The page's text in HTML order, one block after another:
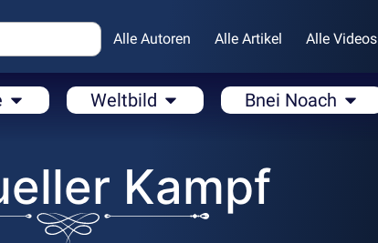
Alle Autoren Alle Artikel Alle Videos
Weltbild Bnei Noach
Kampf